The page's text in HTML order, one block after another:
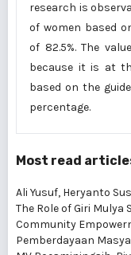
research is
of women based
of 82.5%. The
because it is at
based on the
percentage.
Most read
Ali Yusuf, Heryanto
The Role of Giri
Community
Pemberdayaan